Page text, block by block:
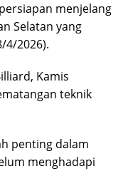
menjelang
Selatan yang
4/2026).
Kamis
teknik
penting dalam
menghadapi